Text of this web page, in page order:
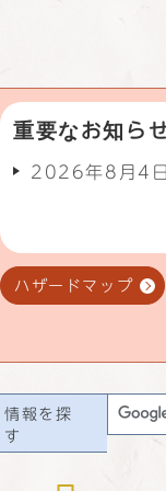
重要なお知ら
2026年8月4日
ハザードマップ
情報を探
す